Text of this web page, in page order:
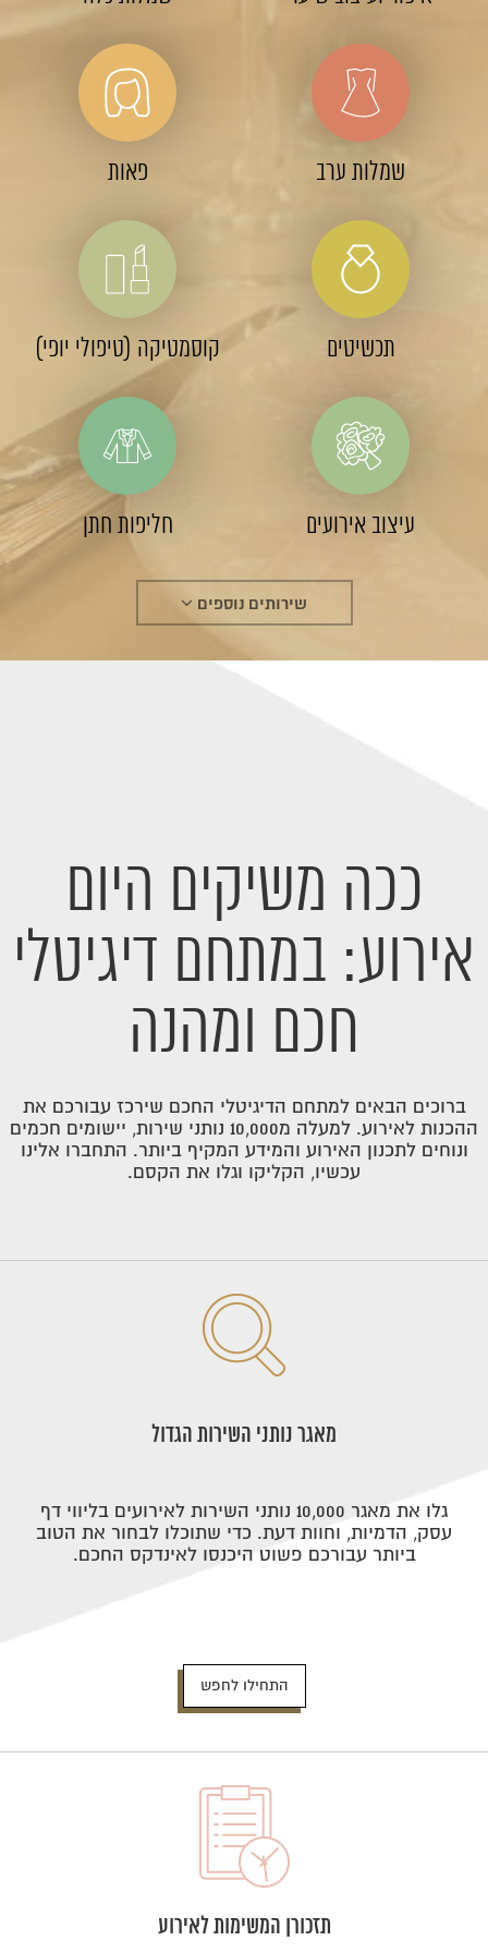
שמלות ערב פאות
תכשיטים קוסמטיקה (טיפולי יופי)
עיצוב אירועים חליפות חתן
שירותים נוספים
ככה משיקים היום
אירוע: במתחם דיגיטלי
חכם ומהנה
ברוכים הבאים למתחם הדיגיטלי החכם שירכז עבורכם את
ההכנות לאירוע. למעלה מ10,000 נותני שירות, יישומים חכמים
ונוחים לתכנון האירוע והמידע המקיף ביותר. התחברו אלינו
עכשיו, הקליקו וגלו את הקסם.
מאגר נותני השירות הגדול
גלו את מאגר 10,000 נותני השירות לאירועים בליווי דף
עסק, הדמיות, וחוות דעת. כדי שתוכלו לבחור את הטוב
ביותר עבורכם פשוט היכנסו לאינדקס החכם.
התחילו לחפש
תזכורן המשימות לאירוע